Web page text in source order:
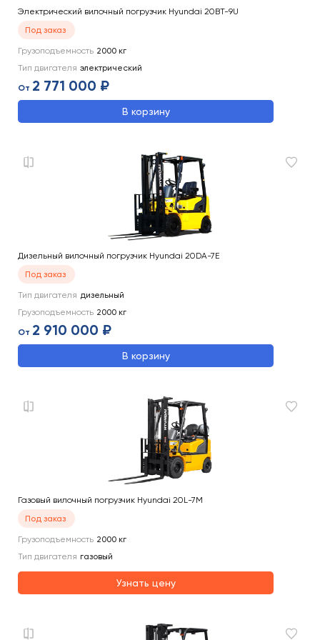
Электрический вилочный погрузчик Hyundai 20BT-9U
Под заказ
Грузоподъемность 2000 кг
Тип двигателя электрический
От 2 771 000 ₽
В корзину
Дизельный вилочный погрузчик Hyundai 20DA-7E
Под заказ
Тип двигателя дизельный
Грузоподъемность 2000 кг
От 2 910 000 ₽
В корзину
Газовый вилочный погрузчик Hyundai 20L-7M
Под заказ
Грузоподъемность 2000 кг
Тип двигателя газовый
Узнать цену